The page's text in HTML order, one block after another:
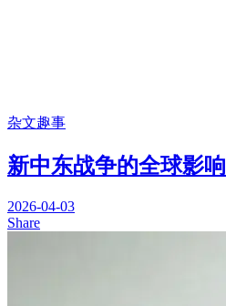
杂文趣事
新中东战争的全球影响
2026-04-03
Share